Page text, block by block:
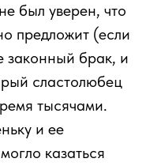
был уверен, что
предложит (если
законный брак, и
сластолюбец
тысячами.
и ее
казаться